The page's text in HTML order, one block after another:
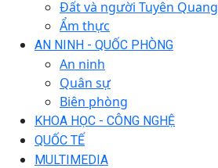
Đất và người Tuyên Quang
Ẩm thực
AN NINH - QUỐC PHÒNG
An ninh
Quân sự
Biên phòng
KHOA HỌC - CÔNG NGHỆ
QUỐC TẾ
MULTIMEDIA